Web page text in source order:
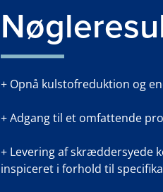
+ Opnå kulstofreduktion og
+ Adgang til et omfattende
+ Levering af skræddersyede
inspiceret i forhold til